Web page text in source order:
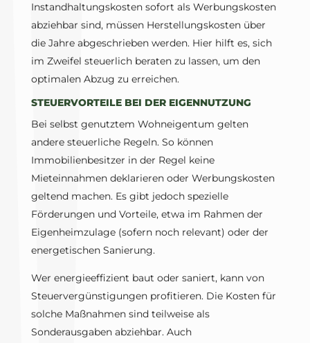
Instandhaltungskosten sofort als Werbungskosten
abziehbar sind, müssen Herstellungskosten über
die Jahre abgeschrieben werden. Hier hilft es, sich
im Zweifel steuerlich beraten zu lassen, um den
optimalen Abzug zu erreichen.
STEUERVORTEILE BEI DER EIGENNUTZUNG
Bei selbst genutztem Wohneigentum gelten
andere steuerliche Regeln. So können
Immobilienbesitzer in der Regel keine
Mieteinnahmen deklarieren oder Werbungskosten
geltend machen. Es gibt jedoch spezielle
Förderungen und Vorteile, etwa im Rahmen der
Eigenheimzulage (sofern noch relevant) oder der
energetischen Sanierung.
Wer energieeffizient baut oder saniert, kann von
Steuervergünstigungen profitieren. Die Kosten für
solche Maßnahmen sind teilweise als
Sonderausgaben abziehbar. Auch